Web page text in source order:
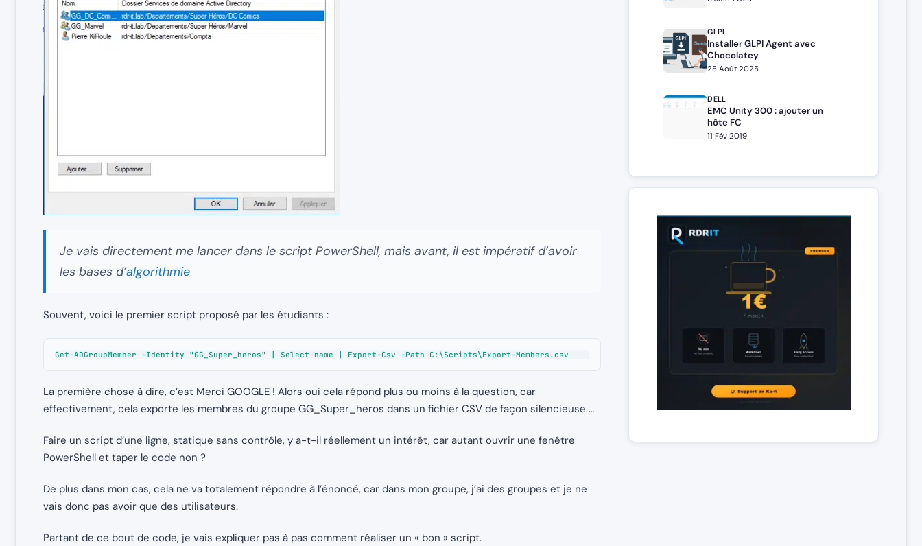
Je vais directement me lancer dans le script PowerShell, mais avant, il est impératif d’avoir
les bases d’algorithmie
Souvent, voici le premier script proposé par les étudiants :
Get-ADGroupMember -Identity "GG_Super_heros" | Select name | Export-Csv -Path C:\Scripts\Export-Members.csv
La première chose à dire, c’est Merci GOOGLE ! Alors oui cela répond plus ou moins à la question, car
effectivement, cela exporte les membres du groupe GG_Super_heros dans un fichier CSV de façon silencieuse …
Faire un script d’une ligne, statique sans contrôle, y a-t-il réellement un intérêt, car autant ouvrir une fenêtre
PowerShell et taper le code non ?
De plus dans mon cas, cela ne va totalement répondre à l’énoncé, car dans mon groupe, j’ai des groupes et je ne
vais donc pas avoir que des utilisateurs.
Partant de ce bout de code, je vais expliquer pas à pas comment réaliser un « bon » script.
GLPI
Installer GLPI Agent avec
Chocolatey
28 Août 2025
DELL
EMC Unity 300 : ajouter un
hôte FC
11 Fév 2019